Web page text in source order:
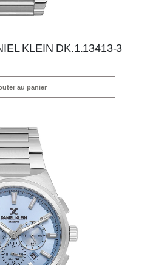
KLEIN DK.1.13413-3
au panier